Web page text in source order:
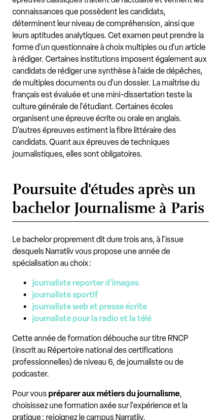
connaissances que possèdent les candidats,
déterminent leur niveau de compréhension, ainsi que
leurs aptitudes analytiques. Cet examen peut prendre la
forme d'un questionnaire à choix multiples ou d'un article
à rédiger. Certaines institutions imposent également aux
candidats de rédiger une synthèse à l'aide de dépêches,
de multiples documents ou d'un dossier. La maîtrise du
français est évaluée et une mini-dissertation teste la
culture générale de l'étudiant. Certaines écoles
organisent une épreuve écrite ou orale en anglais.
D'autres épreuves estiment la fibre littéraire des
candidats. Quant aux épreuves de techniques
journalistiques, elles sont obligatoires.
Poursuite d'études après un
bachelor Journalisme à Paris
Le bachelor proprement dit dure trois ans, à l'issue
desquels Narratiiv vous propose une année de
spécialisation au choix :
journaliste reporter d'images
journaliste sportif
journaliste web et presse écrite
journaliste pour la radio et la télé
Cette année de formation débouche sur titre RNCP
(inscrit au Répertoire national des certifications
professionnelles) de niveau 6, de journaliste ou de
podcaster.
Pour vouspréparer aux métiers du journalisme,
choisissez une formation axée sur l'expérience et la
pratique : rejoignez le campus Narratiiv.